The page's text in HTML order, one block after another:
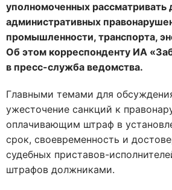
уполномоченных рассматривать
административных
промышленности, транспорта,
Об этом корреспонденту ИА
в пресс-служба ведомства.
Главными темами для
ужесточение санкций к
оплачивающим штраф в
срок, своевременность и
судебных приставов-
штрафов должниками.